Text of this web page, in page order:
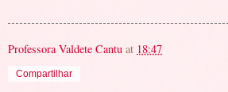
Professora Valdete Cantu at 18:47
Compartilhar